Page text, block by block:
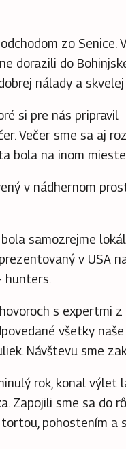
zo Senice.
dorazili do
nálady a
si pre nás
Večer sme sa aj
bola na inom
v nádhernom
samozrejme
v USA
hunters.
s expertmi
všetky
Návštevu sme
rok, konal výlet
Zapojili sme sa do
pohostením a